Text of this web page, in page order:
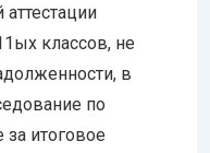
классов, не
в
по
итоговое